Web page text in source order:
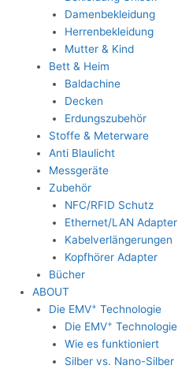
Damenbekleidung
Herrenbekleidung
Mutter & Kind
Bett & Heim
Baldachine
Decken
Erdungszubehör
Stoffe & Meterware
Anti Blaulicht
Messgeräte
Zubehör
NFC/RFID Schutz
Ethernet/LAN Adapter
Kabelverlängerungen
Kopfhörer Adapter
Bücher
ABOUT
Die EMV+ Technologie
Die EMV+ Technologie
Wie es funktioniert
Silber vs. Nano-Silber